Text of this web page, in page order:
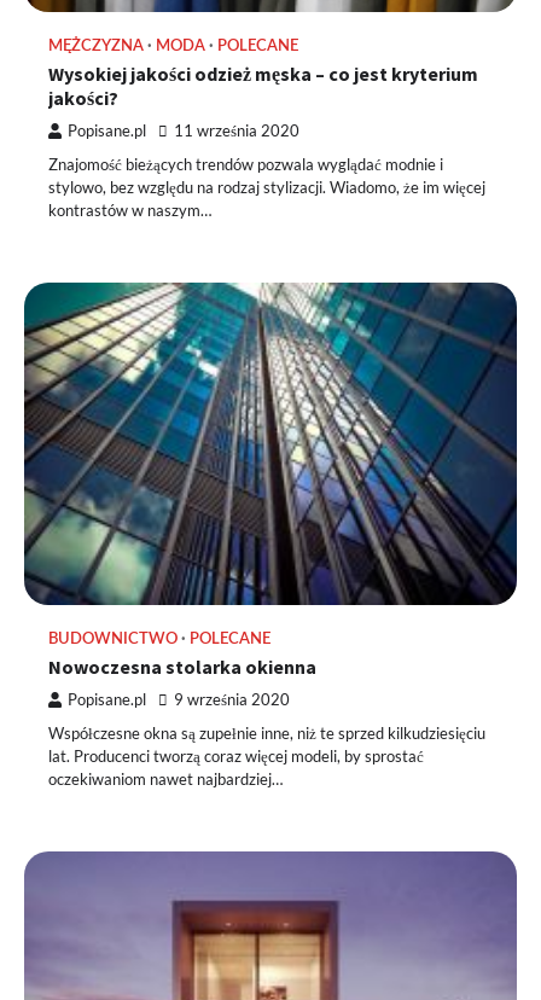
MĘŻCZYZNA MODA POLECANE
Wysokiej jakości odzież męska – co jest kryterium
jakości?
Popisane.pl 11 września 2020
Znajomość bieżących trendów pozwala wyglądać modnie i
stylowo, bez względu na rodzaj stylizacji. Wiadomo, że im więcej
kontrastów w naszym…
BUDOWNICTWO POLECANE
Nowoczesna stolarka okienna
Popisane.pl 9 września 2020
Współczesne okna są zupełnie inne, niż te sprzed kilkudziesięciu
lat. Producenci tworzą coraz więcej modeli, by sprostać
oczekiwaniom nawet najbardziej…